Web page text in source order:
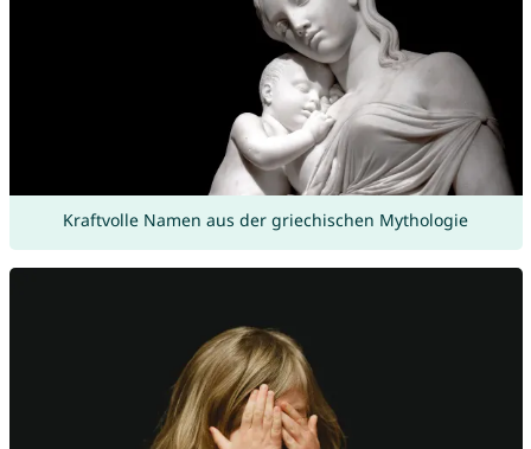
Kraftvolle Namen aus der griechischen Mythologie